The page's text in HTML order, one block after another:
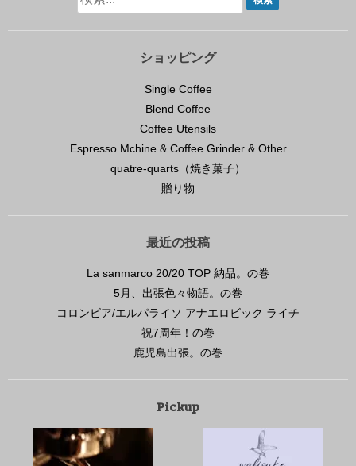
ショッピング
Single Coffee
Blend Coffee
Coffee Utensils
Espresso Mchine & Coffee Grinder & Other
quatre-quarts（焼き菓子）
贈り物
最近の投稿
La sanmarco 20/20 TOP 納品。の巻
5月、出張色々物語。の巻
コロンビア/エルパライソ アナエロビック ライチ
祝7周年！の巻
鹿児島出張。の巻
Pickup